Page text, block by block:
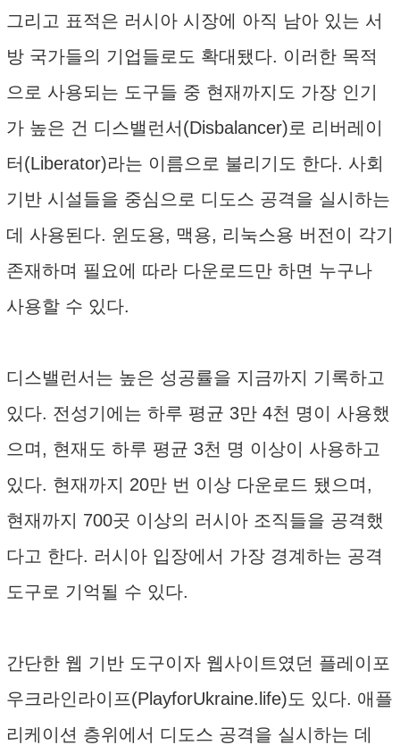
그리고 표적은 러시아 시장에 아직 남아 있는 서
방 국가들의 기업들로도 확대됐다. 이러한 목적
으로 사용되는 도구들 중 현재까지도 가장 인기
가 높은 건 디스밸런서(Disbalancer)로 리버레이
터(Liberator)라는 이름으로 불리기도 한다. 사회
기반 시설들을 중심으로 디도스 공격을 실시하는
데 사용된다. 윈도용, 맥용, 리눅스용 버전이 각기
존재하며 필요에 따라 다운로드만 하면 누구나
사용할 수 있다.
디스밸런서는 높은 성공률을 지금까지 기록하고
있다. 전성기에는 하루 평균 3만 4천 명이 사용했
으며, 현재도 하루 평균 3천 명 이상이 사용하고
있다. 현재까지 20만 번 이상 다운로드 됐으며,
현재까지 700곳 이상의 러시아 조직들을 공격했
다고 한다. 러시아 입장에서 가장 경계하는 공격
도구로 기억될 수 있다.
간단한 웹 기반 도구이자 웹사이트였던 플레이포
우크라인라이프(PlayforUkraine.life)도 있다. 애플
리케이션 층위에서 디도스 공격을 실시하는 데